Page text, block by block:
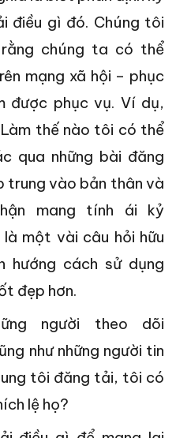
điều gì đó. Chúng tôi
chúng ta có thể
mạng xã hội – phục
được phục vụ. Ví dụ,
thế nào tôi có thể
qua những bài đăng
trung vào bản thân và
mang tính ái kỷ
một vài câu hỏi hữu
hướng cách sử dụng
đẹp hơn.
người theo dõi
như những người tin
tôi đăng tải, tôi có
lệ họ?